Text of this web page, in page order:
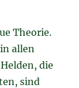
Theorie.
allen
die
sind